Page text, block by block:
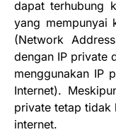
dapat terhubung
yang mempunyai
(Network
dengan IP private
menggunakan IP
Internet).
private tetap tidak
internet.